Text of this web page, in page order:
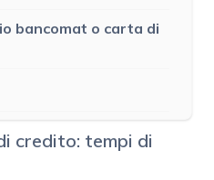
bancomat o carta di
credito: tempi di